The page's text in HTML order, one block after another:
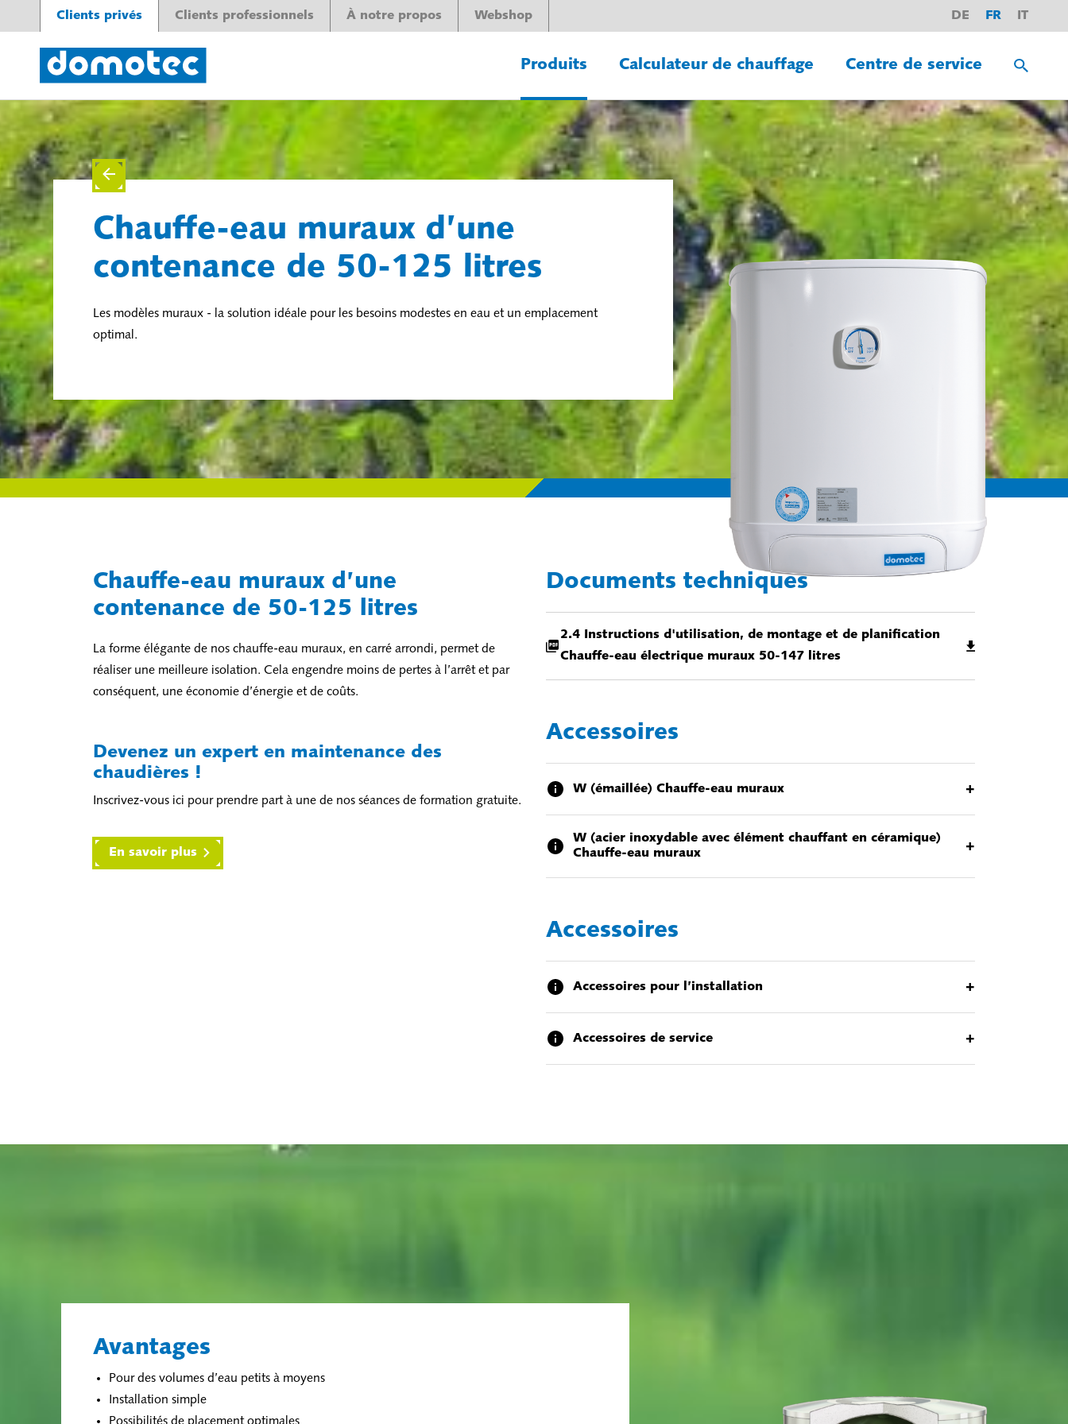
Clients privés Clients professionnels À notre propos Webshop DE FR IT
Produits Calculateur de chauffage Centre de service
Chauffe-eau muraux d’une
contenance de 50-125 litres
Les modèles muraux - la solution idéale pour les besoins modestes en eau et un emplacement
optimal.
Chauffe-eau muraux d’une
contenance de 50-125 litres
La forme élégante de nos chauffe-eau muraux, en carré arrondi, permet de
réaliser une meilleure isolation. Cela engendre moins de pertes à l’arrêt et par
conséquent, une économie d’énergie et de coûts.
Devenez un expert en maintenance des
chaudières !
Inscrivez-vous ici pour prendre part à une de nos séances de formation gratuite.
En savoir plus
Documents techniques
2.4 Instructions d'utilisation, de montage et de planification
Chauffe-eau électrique muraux 50-147 litres
Accessoires
W (émaillée) Chauffe-eau muraux +
W (acier inoxydable avec élément chauffant en céramique)
Chauffe-eau muraux
+
Accessoires
Accessoires pour l’installation +
Accessoires de service +
Avantages
Pour des volumes d’eau petits à moyens
Installation simple